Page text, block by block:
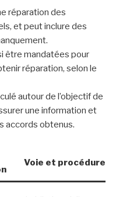
réparation des
et peut inclure des
être mandatées pour
réparation, selon le
autour de l’objectif de
une information et
accords obtenus.
Voie et procédure